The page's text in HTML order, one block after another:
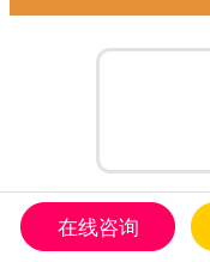
在线咨询